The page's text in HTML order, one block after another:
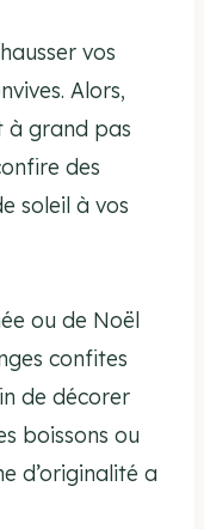
vos
Alors,
à grand pas
des
soleil à vos
ou de Noël
confites
de décorer
boissons ou
d’originalité a